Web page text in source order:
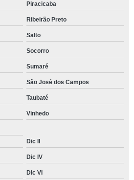
Piracicaba
Ribeirão Preto
Salto
Socorro
Sumaré
São José dos Campos
Taubaté
Vinhedo
Dic II
Dic IV
Dic VI